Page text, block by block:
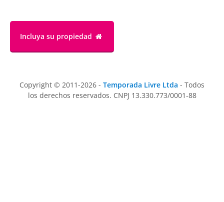
Incluya su propiedad
Copyright © 2011-2026 - Temporada Livre Ltda - Todos
los derechos reservados. CNPJ 13.330.773/0001-88